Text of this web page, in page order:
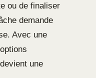
ou de finaliser
demande
Avec une
une